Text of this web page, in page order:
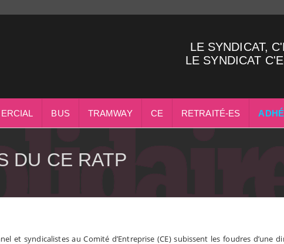
LE SYNDICAT,
LE SYNDICAT
BUS TRAMWAY CE RETRAITÉ-ES
DU CE RATP
et syndicalistes au Comité d’Entreprise (CE) subissent les foudres d’une